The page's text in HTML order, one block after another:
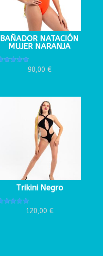
BAÑADOR NATACIÓN
MUJER NARANJA
90,00 €
Trikini Negro
120,00 €